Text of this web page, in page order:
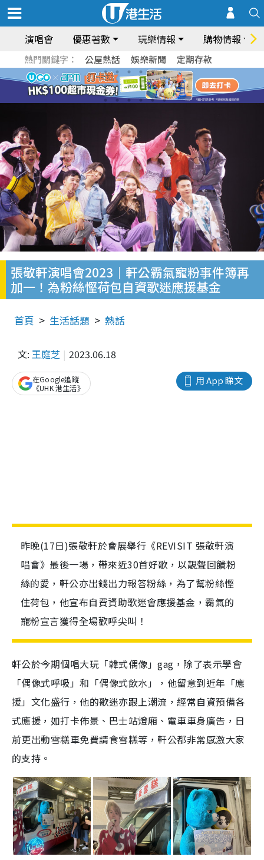
演唱會 優惠著數 玩樂情報 購物情報
熱門關鍵字： 公屋熱話 娛樂新聞 定期存款
張敬軒演唱會2023｜軒公霸氣寵粉事件簿再
加一！為粉絲慳荷包自資歌迷應援基金
首頁 生活話題 熱話
文: 王庭芝 2023.06.18
用 App 睇文
在Google追蹤
《UHK 港生活》
昨晚(17日)張敬軒於會展舉行《REVISIT 張敬軒演
唱會》最後一場，帶來近30首好歌，以靚聲回饋粉
絲的愛，軒公亦出錢出力報答粉絲，為了幫粉絲慳
住荷包，他宣布自費資助歌迷會應援基金，霸氣的
寵粉宣言獲得全場歡呼尖叫！
軒公於今期個唱大玩「韓式偶像」gag，除了表示學會
「偶像式呼吸」和「偶像式飲水」，他留意到近年「應
援」文化盛行，他的歌迷亦跟上潮流，經常自資預備各
式應援，如打卡佈景、巴士站燈廂、電車車身廣告，日
前更出動雪糕車免費請食雪糕等，軒公都非常感激大家
的支持。